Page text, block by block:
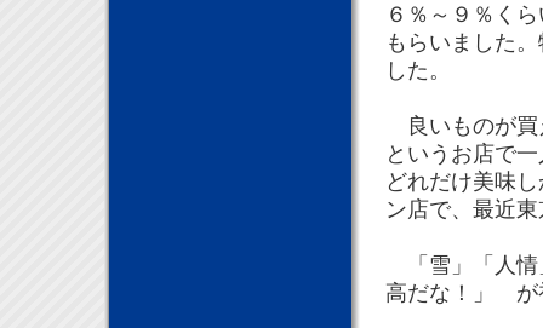
６％～９％く
もらいました
した。
良いものが買
というお店で
どれだけ美味
ン店で、最近
「雪」「人
高だな！」 が